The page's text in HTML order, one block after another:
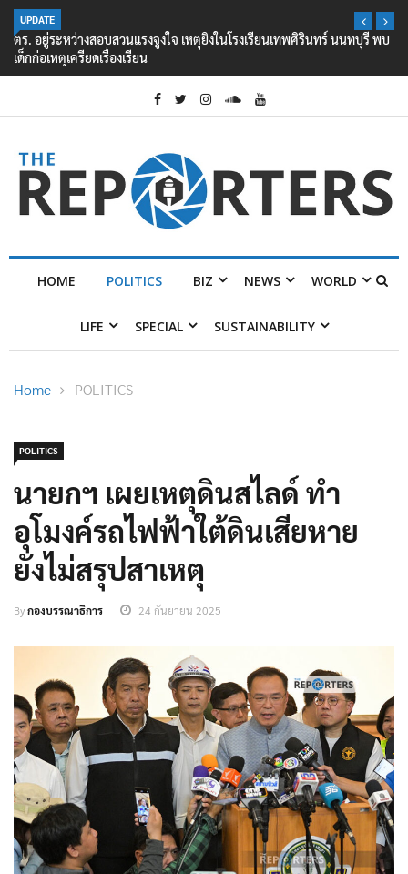
UPDATE
ตร. อยู่ระหว่างสอบสวนแรงจูงใจ เหตุยิงในโรงเรียนเทพศิรินทร์ นนทบุรี พบ
เด็กก่อเหตุเครียดเรื่องเรียน
HOME POLITICS BIZ NEWS WORLD
LIFE SPECIAL SUSTAINABILITY
Home POLITICS
POLITICS
นายกฯ เผยเหตุดินสไลด์ ทำ
อุโมงค์รถไฟฟ้าใต้ดินเสียหาย
ยังไม่สรุปสาเหตุ
Byกองบรรณาธิการ 24 กันยายน 2025